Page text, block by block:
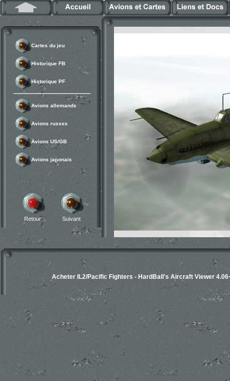
Cartes du jeu
Historique FB
Historique PF
Avions allemands
Avions russes
Avions US/GB
Avions japonais
Retour Suivant
Acheter IL2/Pacific Fighters - HardBall's Aircraft Viewer